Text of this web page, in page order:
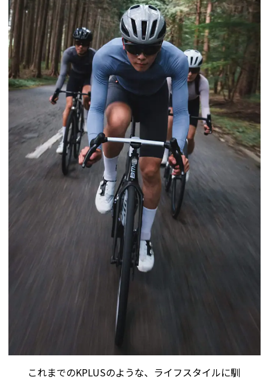
これまでのKPLUSのような、ライフスタイルに馴